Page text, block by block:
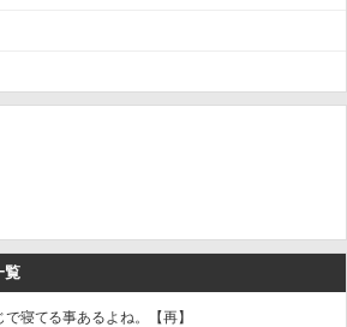
覧
寝てる事あるよね。【再】